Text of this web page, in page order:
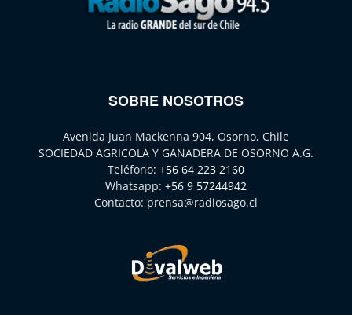
SOBRE NOSOTROS
Avenida Juan Mackenna 904, Osorno, Chile
SOCIEDAD AGRICOLA Y GANADERA DE OSORNO A.G.
Teléfono: +56 64 223 2160
Whatsapp: +56 9 57244942
Contacto: prensa@radiosago.cl